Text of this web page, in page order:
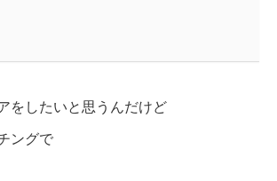
をしたいと思うんだけど
ングで